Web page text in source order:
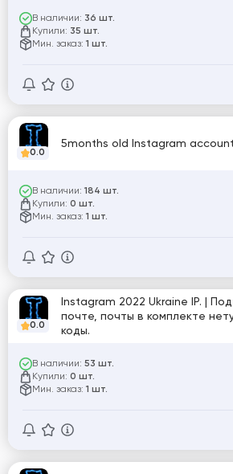
В наличии: 36 шт.
Купили: 35 шт.
Мин. заказ: 1 шт.
0.0
5months old Instagram
В наличии: 184 шт.
Купили: 0 шт.
Мин. заказ: 1 шт.
0.0
Instagram 2022 Ukraine IP. |
почте, почты в комплекте
коды.
В наличии: 53 шт.
Купили: 0 шт.
Мин. заказ: 1 шт.